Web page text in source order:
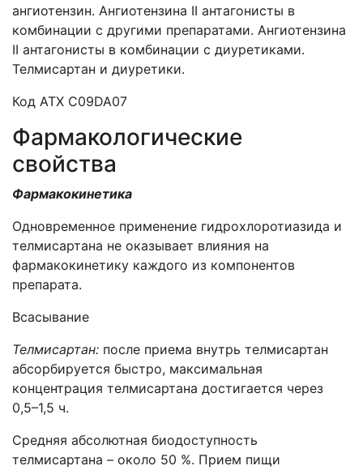
ангиотензин. Ангиотензина II антагонисты в
комбинации с другими препаратами. Ангиотензина
II антагонисты в комбинации с диуретиками.
Телмисартан и диуретики.
Код АТХ C09DA07
Фармакологические
свойства
Фармакокинетика
Одновременное применение гидрохлоротиазида и
телмисартана не оказывает влияния на
фармакокинетику каждого из компонентов
препарата.
Всасывание
Телмисартан: после приема внутрь телмисартан
абсорбируется быстро, максимальная
концентрация телмисартана достигается через
0,5–1,5 ч.
Средняя абсолютная биодоступность
телмисартана – около 50 %. Прием пищи